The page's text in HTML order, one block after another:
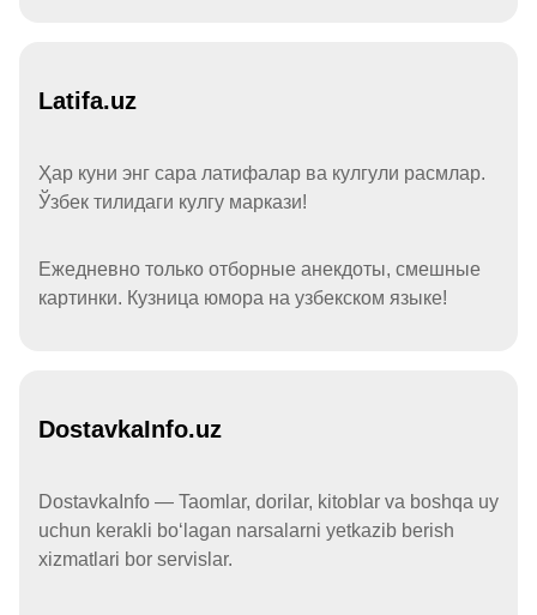
Latifa.uz
Ҳар куни энг сара латифалар ва кулгули расмлар.
Ўзбек тилидаги кулгу маркази!
Ежедневно только отборные анекдоты, смешные
картинки. Кузница юмора на узбекском языке!
DostavkaInfo.uz
DostavkaInfo — Taomlar, dorilar, kitoblar va boshqa uy
uchun kerakli boʻlagan narsalarni yetkazib berish
xizmatlari bor servislar.